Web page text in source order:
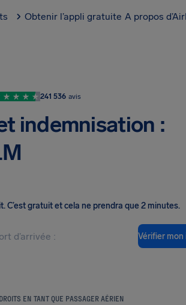
Obtenir l’appli gratuite A propos
241 536 avis
indemnisation :
.C’est gratuit et cela ne prendra que 2 minutes.
Vérifier
EN TANT QUE PASSAGER AÉRIEN